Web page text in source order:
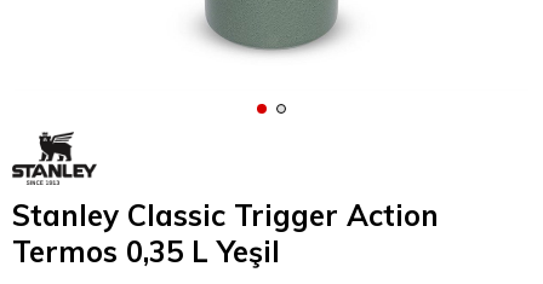
Stanley Classic Trigger Action
Termos 0,35 L Yeşil